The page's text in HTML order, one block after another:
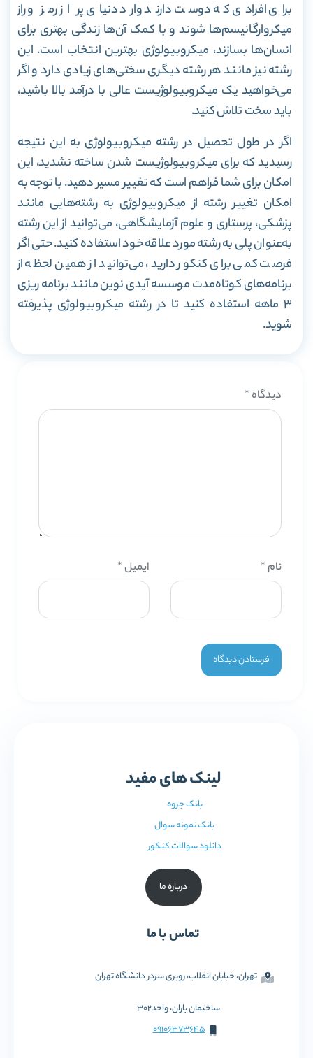
برای افرادی که دوست دارند وارد دنیای پر‌ از رمز ‌و راز
میکروارگانیسم‌ها شوند و با کمک آن‌ها زندگی بهتری برای
انسان‌ها بسازند، میکروبیولوژی بهترین انتخاب است. این
رشته نیز مانند هر رشته دیگری سختی‌های زیادی دارد و اگر
می‌خواهید یک میکروبیولوژیست عالی با درآمد بالا باشید،
باید سخت تلاش کنید.
اگر در طول تحصیل در رشته میکروبیولوژی به این نتیجه
رسیدید که برای میکروبیولوژیست شدن ساخته نشدید، این
امکان برای شما فراهم است که تغییر مسیر دهید. با توجه به
امکان تغییر رشته از میکروبیولوژی به رشته‌هایی مانند
پزشکی، پرستاری و علوم آزمایشگاهی، می‌توانید از این رشته
به‌عنوان پلی به رشته مورد علاقه خود استفاده کنید. حتی اگر
فرصت کمی برای کنکور دارید، می‌توانید از همین لحظه از
برنامه‌های کوتاه‌مدت موسسه آیدی نوین مانند برنامه ریزی
3 ماهه استفاده کنید تا در رشته میکروبیولوژی پذیرفته
شوید.
دیدگاه *
نام * ایمیل*
لینک های مفید
بانک جزوه
بانک نمونه سوال
دانلود سوالات کنکور
درباره ما
تماس با ما
تهران، خیابان انقلاب، روبری سردر دانشگاه تهران
ساختمان باران، واحد302
09106373645